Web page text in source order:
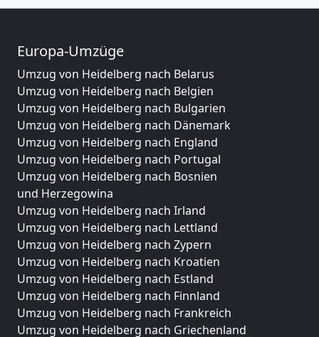
Europa-Umzüge
Umzug von Heidelberg nach Belarus
Umzug von Heidelberg nach Belgien
Umzug von Heidelberg nach Bulgarien
Umzug von Heidelberg nach Dänemark
Umzug von Heidelberg nach England
Umzug von Heidelberg nach Portugal
Umzug von Heidelberg nach Bosnien
und Herzegowina
Umzug von Heidelberg nach Irland
Umzug von Heidelberg nach Lettland
Umzug von Heidelberg nach Zypern
Umzug von Heidelberg nach Kroatien
Umzug von Heidelberg nach Estland
Umzug von Heidelberg nach Finnland
Umzug von Heidelberg nach Frankreich
Umzug von Heidelberg nach Griechenland